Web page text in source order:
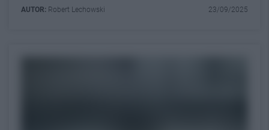
AUTOR: Robert Lechowski 23/09/2025